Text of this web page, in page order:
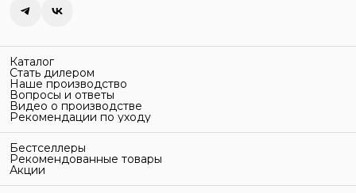
Каталог
Стать дилером
Наше производство
Вопросы и ответы
Видео о производстве
Рекомендации по уходу
Бестселлеры
Рекомендованные товары
Акции